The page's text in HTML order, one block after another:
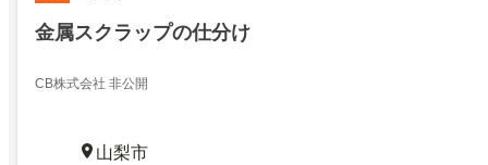
金属スクラップの仕分け
CB株式会社 非公開
山梨市